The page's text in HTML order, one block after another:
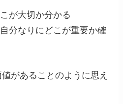
が大切か分かる
分なりにどこが重要か確
があることのように思え